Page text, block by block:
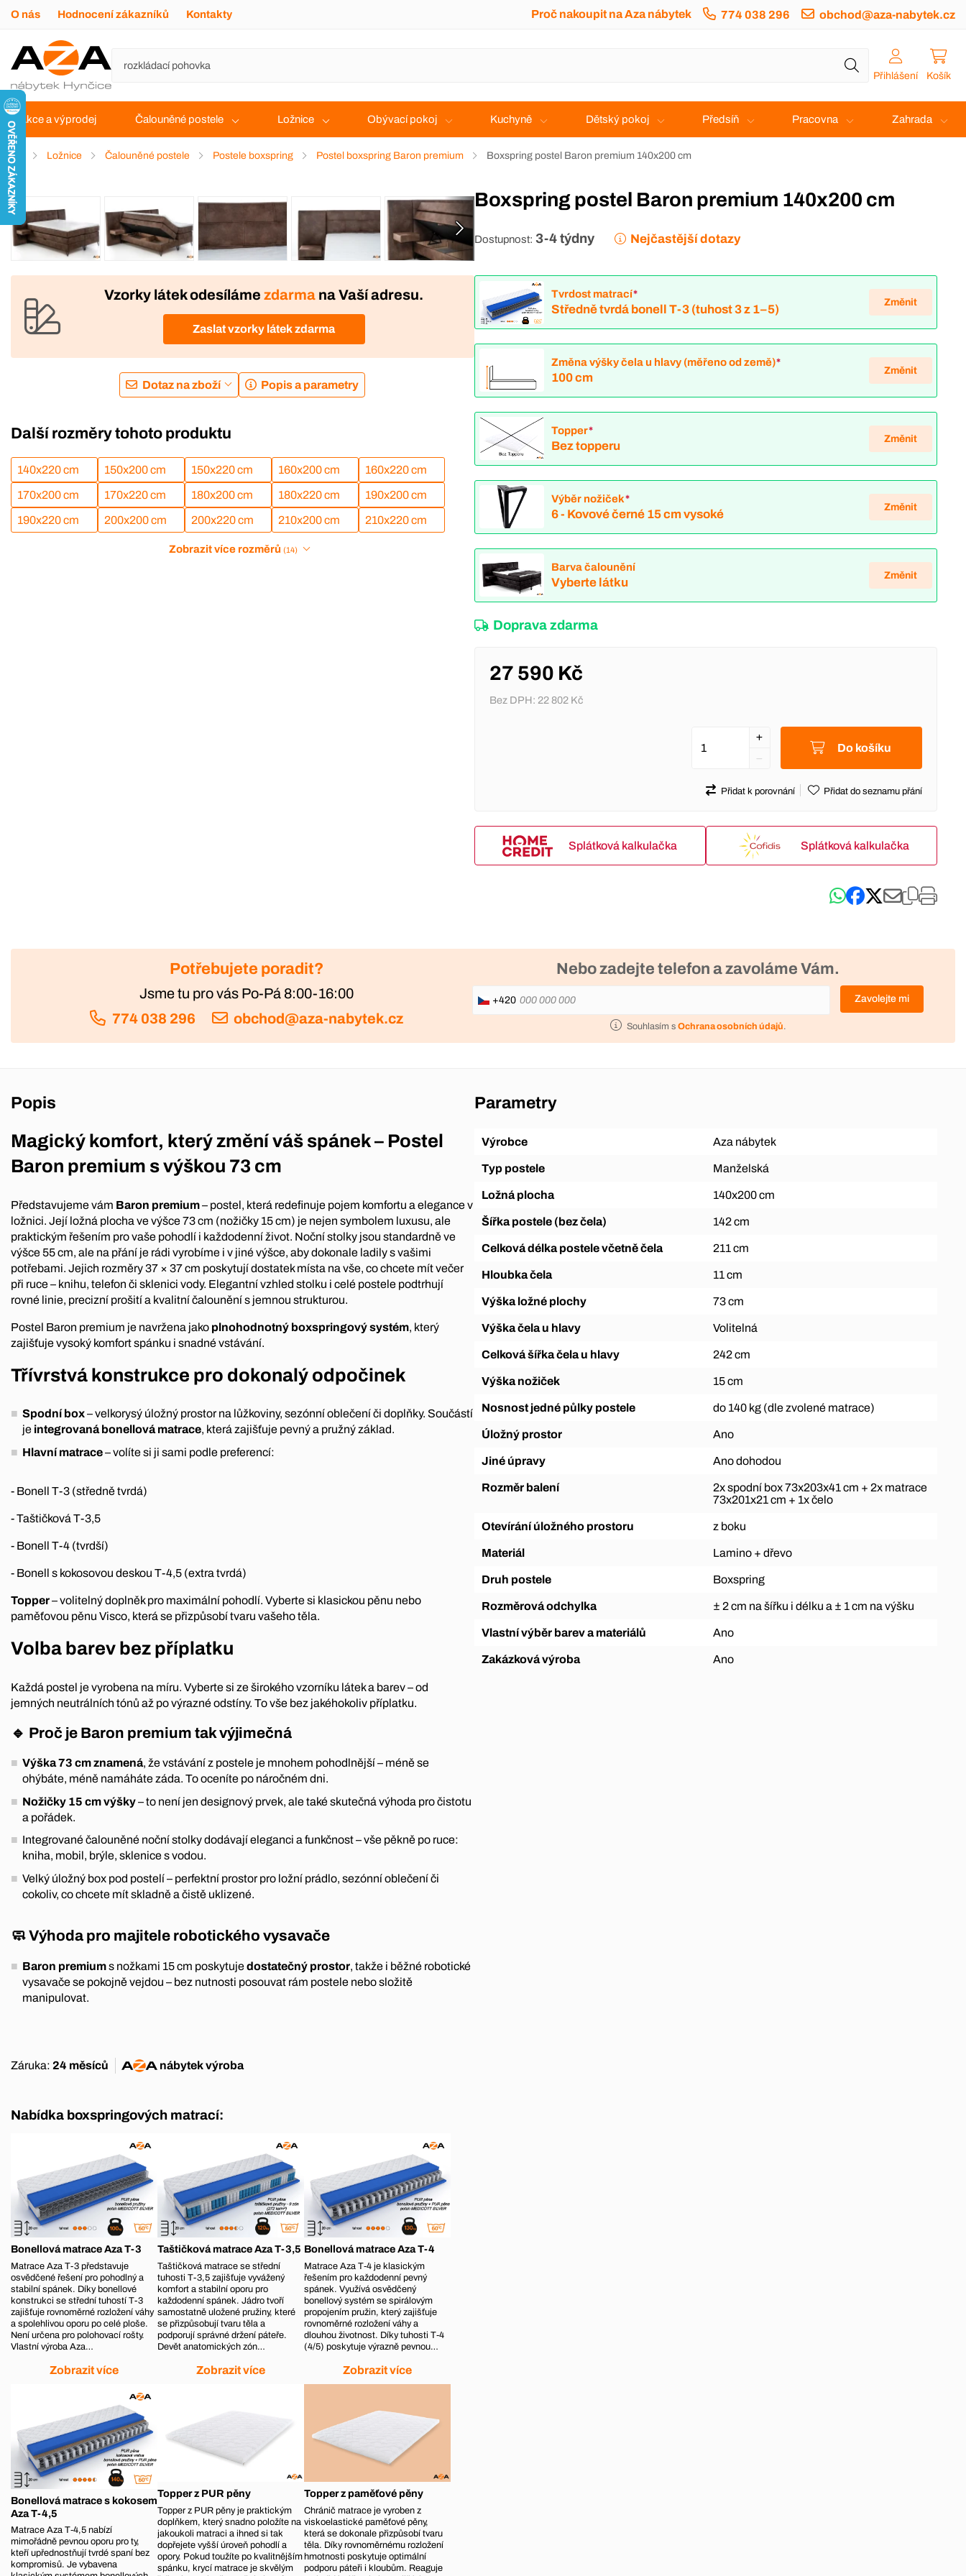
O nás Hodnocení zákazníků Kontakty Proč nakoupit na Aza nábytek 774 038 296 obchod@aza-nabytek.cz
Přihlášení Košík
Akce a výprodej Čalouněné postele Ložnice Obývací pokoj Kuchyně Dětský pokoj Předsíň Pracovna Zahrada
Ložnice Čalouněné postele Postele boxspring Postel boxspring Baron premium Boxspring postel Baron premium 140x200 cm
VÝROBA
DOPRAVA ZDARMA
Vzorky látek odesílámezdarma na Vaší adresu.
Zaslat vzorky látek zdarma
Dotaz na zboží Popis a parametry
Další rozměry tohoto produktu
140x220 cm 150x200 cm 150x220 cm 160x200 cm 160x220 cm
170x200 cm 170x220 cm 180x200 cm 180x220 cm 190x200 cm
190x220 cm 200x200 cm 200x220 cm 210x200 cm 210x220 cm
Zobrazit více rozměrů (14)
Boxspring postel Baron premium 140x200 cm
Dostupnost: 3-4 týdny Nejčastější dotazy
Tvrdost matrací*
Středně tvrdá bonell T-3 (tuhost 3 z 1–5)
Změnit
Změna výšky čela u hlavy (měřeno od země)*
100 cm
Změnit
Topper*
Bez topperu
Změnit
Výběr nožiček*
6 - Kovové černé 15 cm vysoké
Změnit
Barva čalounění
Vyberte látku
Změnit
Doprava zdarma
27 590 Kč
Bez DPH: 22 802 Kč
Do košíku
Přidat k porovnání Přidat do seznamu přání
Splátková kalkulačka Splátková kalkulačka
Potřebujete poradit?
Jsme tu pro vás Po-Pá 8:00-16:00
774 038 296
obchod@aza-nabytek.cz
Nebo zadejte telefon a zavoláme Vám.
+420 Zavolejte mi
Souhlasím s Ochrana osobních údajů.
Popis
Magický komfort, který změní váš spánek – Postel
Baron premium s výškou 73 cm
Představujeme vám Baron premium– postel, která redefinuje pojem komfortu a elegance v
ložnici. Její ložná plocha ve výšce 73 cm (nožičky 15 cm) je nejen symbolem luxusu, ale
praktickým řešením pro vaše pohodlí i každodenní život. Noční stolky jsou standardně ve
výšce 55 cm, ale na přání je rádi vyrobíme i v jiné výšce, aby dokonale ladily s vašimi
potřebami. Jejich rozměry 37 × 37 cm poskytují dostatek místa na vše, co chcete mít večer
při ruce – knihu, telefon či sklenici vody. Elegantní vzhled stolku i celé postele podtrhují
rovné linie, precizní prošití a kvalitní čalounění s jemnou strukturou.
Postel Baron premium je navržena jako plnohodnotný boxspringový systém, který
zajišťuje vysoký komfort spánku i snadné vstávání.
Třívrstvá konstrukce pro dokonalý odpočinek
Spodní box– velkorysý úložný prostor na lůžkoviny, sezónní oblečení či doplňky. Součástí
je integrovaná bonellová matrace, která zajišťuje pevný a pružný základ.
Hlavní matrace– volíte si ji sami podle preferencí:
- Bonell T-3 (středně tvrdá)
- Taštičková T-3,5
- Bonell T-4 (tvrdší)
- Bonell s kokosovou deskou T-4,5 (extra tvrdá)
Topper– volitelný doplněk pro maximální pohodlí. Vyberte si klasickou pěnu nebo
paměťovou pěnu Visco, která se přizpůsobí tvaru vašeho těla.
Volba barev bez příplatku
Každá postel je vyrobena na míru. Vyberte si ze širokého vzorníku látek a barev – od
jemných neutrálních tónů až po výrazné odstíny. To vše bez jakéhokoliv příplatku.
🔹 Proč je Baron premium tak výjimečná
Výška 73 cm znamená, že vstávání z postele je mnohem pohodlnější – méně se
ohýbáte, méně namáháte záda. To oceníte po náročném dni.
Nožičky 15 cm výšky– to není jen designový prvek, ale také skutečná výhoda pro čistotu
a pořádek.
Integrované čalouněné noční stolky dodávají eleganci a funkčnost – vše pěkně po ruce:
kniha, mobil, brýle, sklenice s vodou.
Velký úložný box pod postelí – perfektní prostor pro ložní prádlo, sezónní oblečení či
cokoliv, co chcete mít skladně a čistě uklizené.
🧼 Výhoda pro majitele robotického vysavače
Baron premiums nožkami 15 cm poskytujedostatečný prostor, takže i běžné robotické
vysavače se pokojně vejdou – bez nutnosti posouvat rám postele nebo složitě
manipulovat.
Záruka: 24 měsíců nábytekvýroba
Nabídka boxspringových matrací:
Bonellová matrace Aza T-3
Matrace Aza T-3 představuje
osvědčené řešení pro pohodlný a
stabilní spánek. Díky bonellové
konstrukci se střední tuhostí T-3
zajišťuje rovnoměrné rozložení váhy
a spolehlivou oporu po celé ploše.
Není určena pro polohovací rošty.
Vlastní výroba Aza…
Zobrazit více
Taštičková matrace Aza T-3,5
Taštičková matrace se střední
tuhosti T-3,5 zajišťuje vyvážený
komfort a stabilní oporu pro
každodenní spánek. Jádro tvoří
samostatně uložené pružiny, které
se přizpůsobují tvaru těla a
podporují správné držení páteře.
Devět anatomických zón…
Zobrazit více
Bonellová matrace Aza T-4
Matrace Aza T‑4 je klasickým
řešením pro každodenní pevný
spánek. Využívá osvědčený
bonellový systém se spirálovým
propojením pružin, který zajišťuje
rovnoměrné rozložení váhy a
dlouhou životnost. Díky tuhosti T‑4
(4/5) poskytuje výrazně pevnou…
Zobrazit více
Bonellová matrace s kokosem
Aza T-4,5
Matrace Aza T‑4,5 nabízí
mimořádně pevnou oporu pro ty,
kteří upřednostňují tvrdé spaní bez
kompromisů. Je vybavena
Topper z PUR pěny
Topper z PUR pěny je praktickým
doplňkem, který snadno položíte na
jakoukoli matraci a ihned si tak
dopřejete vyšší úroveň pohodlí a
opory. Pokud toužíte po kvalitnějším
spánku, krycí matrace je skvělým
Topper z paměťové pěny
Chránič matrace je vyroben z
viskoelastické paměťové pěny,
která se dokonale přizpůsobí tvaru
těla. Díky rovnoměrnému rozložení
hmotnosti poskytuje optimální
podporu páteři i kloubům. Reaguje
Parametry
Výrobce Aza nábytek
Typ postele Manželská
Ložná plocha 140x200 cm
Šířka postele (bez čela) 142 cm
Celková délka postele včetně čela 211 cm
Hloubka čela 11 cm
Výška ložné plochy 73 cm
Výška čela u hlavy Volitelná
Celková šířka čela u hlavy 242 cm
Výška nožiček 15 cm
Nosnost jedné půlky postele do 140 kg (dle zvolené matrace)
Úložný prostor Ano
Jiné úpravy Ano dohodou
Rozměr balení
2x spodní box 73x203x41 cm + 2x matrace
73x201x21 cm + 1x čelo
Otevírání úložného prostoru z boku
Materiál Lamino + dřevo
Druh postele Boxspring
Rozměrová odchylka ± 2 cm na šířku i délku a ± 1 cm na výšku
Vlastní výběr barev a materiálů Ano
Zakázková výroba Ano